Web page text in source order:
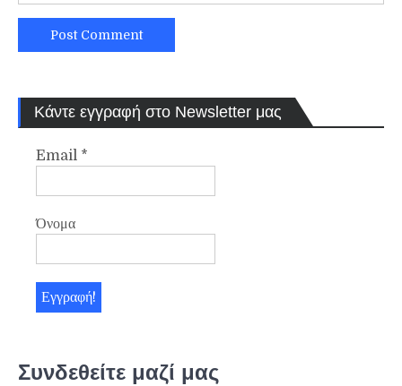
Κάντε εγγραφή στο Newsletter μας
Email *
Όνομα
Συνδεθείτε μαζί μας